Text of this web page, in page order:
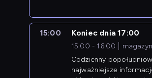
15:00 Koniec dnia 17:00
15:00 - 16:00
Codzienny
najważniejsze